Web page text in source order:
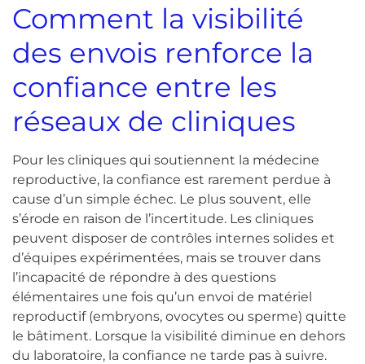
Comment la visibilité
des envois renforce la
confiance entre les
réseaux de cliniques
Pour les cliniques qui soutiennent la médecine
reproductive, la confiance est rarement perdue à
cause d’un simple échec. Le plus souvent, elle
s’érode en raison de l’incertitude. Les cliniques
peuvent disposer de contrôles internes solides et
d’équipes expérimentées, mais se trouver dans
l’incapacité de répondre à des questions
élémentaires une fois qu’un envoi de matériel
reproductif (embryons, ovocytes ou sperme) quitte
le bâtiment. Lorsque la visibilité diminue en dehors
du laboratoire, la confiance ne tarde pas à suivre.